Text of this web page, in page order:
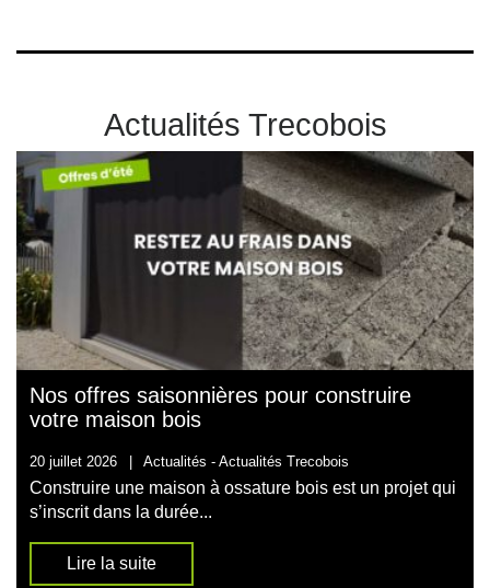
Actualités Trecobois
Nos offres saisonnières pour construire
votre maison bois
20 juillet 2026 | Actualités - Actualités Trecobois
Construire une maison à ossature bois est un projet qui
s’inscrit dans la durée...
Lire la suite